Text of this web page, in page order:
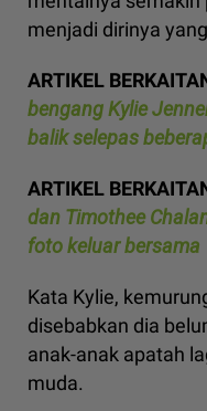
menjadi dirinya
ARTIKEL
bengang Kylie
balik selepas
ARTIKEL
dan Timothee
foto keluar bersama
Kata Kylie,
disebabkan dia
anak-anak apatah
muda.